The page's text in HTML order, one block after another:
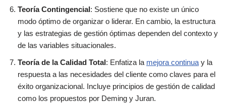
Teoría Contingencial: Sostiene que no existe un único
modo óptimo de organizar o liderar. En cambio, la estructura
y las estrategias de gestión óptimas dependen del contexto y
de las variables situacionales.
Teoría de la Calidad Total: Enfatiza la mejora continua y la
respuesta a las necesidades del cliente como claves para el
éxito organizacional. Incluye principios de gestión de calidad
como los propuestos por Deming y Juran.